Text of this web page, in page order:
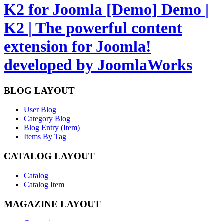
K2 for Joomla [Demo] Demo |
K2 | The powerful content
extension for Joomla!
developed by JoomlaWorks
BLOG LAYOUT
User Blog
Category Blog
Blog Entry (Item)
Items By Tag
CATALOG LAYOUT
Catalog
Catalog Item
MAGAZINE LAYOUT